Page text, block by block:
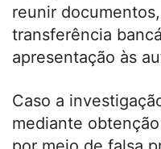
reunir
transferência
apresentação às
Caso a
mediante